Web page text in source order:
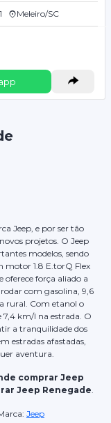
Meleiro/SC
Jeep, e por ser tão
projetos. O Jeep
modelos, sendo
motor 1.8 E.torQ Flex
oferece força aliado a
com gasolina, 9,6
rural. Com etanol o
km/l na estrada. O
a tranquilidade dos
estradas afastadas,
aventura.
comprar Jeep
Jeep Renegade
Jeep